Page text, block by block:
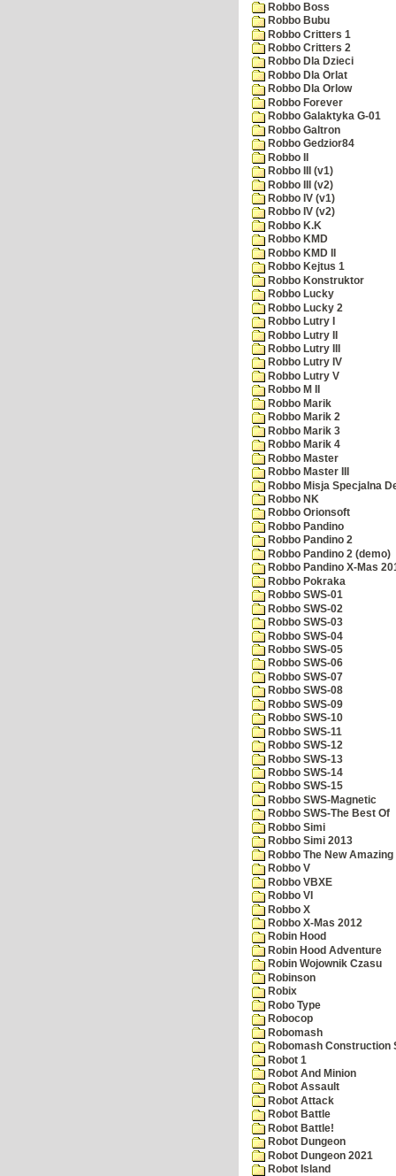
Robbo Boss
Robbo Bubu
Robbo Critters 1
Robbo Critters 2
Robbo Dla Dzieci
Robbo Dla Orlat
Robbo Dla Orlow
Robbo Forever
Robbo Galaktyka G-01
Robbo Galtron
Robbo Gedzior84
Robbo II
Robbo III (v1)
Robbo III (v2)
Robbo IV (v1)
Robbo IV (v2)
Robbo K.K
Robbo KMD
Robbo KMD II
Robbo Kejtus 1
Robbo Konstruktor
Robbo Lucky
Robbo Lucky 2
Robbo Lutry I
Robbo Lutry II
Robbo Lutry III
Robbo Lutry IV
Robbo Lutry V
Robbo M II
Robbo Marik
Robbo Marik 2
Robbo Marik 3
Robbo Marik 4
Robbo Master
Robbo Master III
Robbo Misja Specjalna
Robbo NK
Robbo Orionsoft
Robbo Pandino
Robbo Pandino 2
Robbo Pandino 2 (demo)
Robbo Pandino X-Mas
Robbo Pokraka
Robbo SWS-01
Robbo SWS-02
Robbo SWS-03
Robbo SWS-04
Robbo SWS-05
Robbo SWS-06
Robbo SWS-07
Robbo SWS-08
Robbo SWS-09
Robbo SWS-10
Robbo SWS-11
Robbo SWS-12
Robbo SWS-13
Robbo SWS-14
Robbo SWS-15
Robbo SWS-Magnetic
Robbo SWS-The Best Of
Robbo Simi
Robbo Simi 2013
Robbo The New
Robbo V
Robbo VBXE
Robbo VI
Robbo X
Robbo X-Mas 2012
Robin Hood
Robin Hood Adventure
Robin Wojownik Czasu
Robinson
Robix
Robo Type
Robocop
Robomash
Robomash Construction
Robot 1
Robot And Minion
Robot Assault
Robot Attack
Robot Battle
Robot Battle!
Robot Dungeon
Robot Dungeon 2021
Robot Island